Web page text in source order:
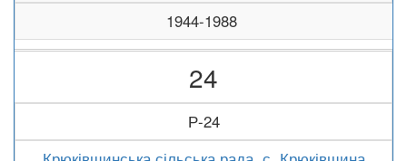
1944-1988
24
Р-24